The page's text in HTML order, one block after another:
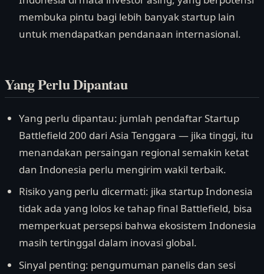
membuka pintu bagi lebih banyak startup lain
untuk mendapatkan pendanaan internasional.
Yang Perlu Dipantau
Yang perlu dipantau: jumlah pendaftar Startup
Battlefield 200 dari Asia Tenggara — jika tinggi, itu
menandakan persaingan regional semakin ketat
dan Indonesia perlu mengirim wakil terbaik.
Risiko yang perlu dicermati: jika startup Indonesia
tidak ada yang lolos ke tahap final Battlefield, bisa
memperkuat persepsi bahwa ekosistem Indonesia
masih tertinggal dalam inovasi global.
Sinyal penting: pengumuman panelis dan sesi